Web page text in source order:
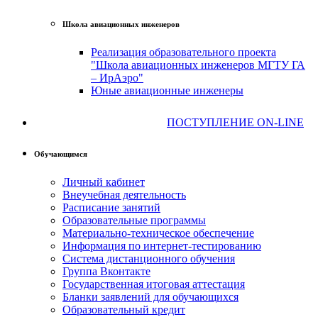
Школа авиационных инженеров
Реализация образовательного проекта
"Школа авиационных инженеров МГТУ ГА
– ИрАэро"
Юные авиационные инженеры
ПОСТУПЛЕНИЕ ON-LINE
Обучающимся
Личный кабинет
Внеучебная деятельность
Расписание занятий
Образовательные программы
Материально-техническое обеспечение
Информация по интернет-тестированию
Система дистанционного обучения
Группа Вконтакте
Государственная итоговая аттестация
Бланки заявлений для обучающихся
Образовательный кредит